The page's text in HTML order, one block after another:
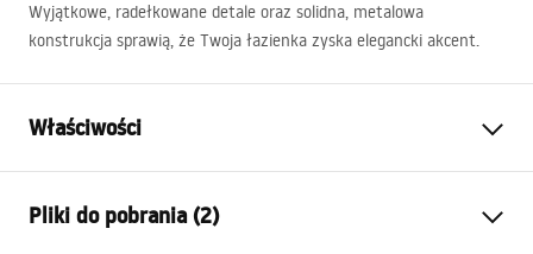
Wyjątkowe, radełkowane detale oraz solidna, metalowa
konstrukcja sprawią, że Twoja łazienka zyska elegancki akcent.
Właściwości
Materiał:
Pliki do pobrania (2)